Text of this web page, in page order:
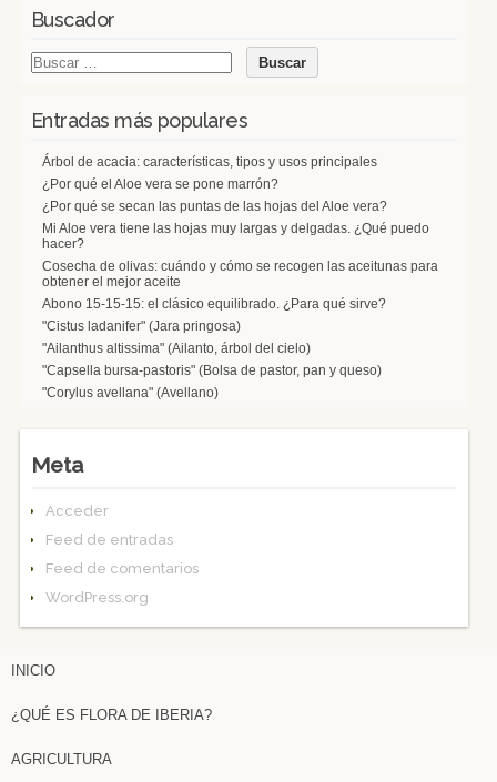
Buscador
Entradas más populares
Árbol de acacia: características, tipos y usos principales
¿Por qué el Aloe vera se pone marrón?
¿Por qué se secan las puntas de las hojas del Aloe vera?
Mi Aloe vera tiene las hojas muy largas y delgadas. ¿Qué puedo
hacer?
Cosecha de olivas: cuándo y cómo se recogen las aceitunas para
obtener el mejor aceite
Abono 15-15-15: el clásico equilibrado. ¿Para qué sirve?
"Cistus ladanifer" (Jara pringosa)
"Ailanthus altissima" (Ailanto, árbol del cielo)
"Capsella bursa-pastoris" (Bolsa de pastor, pan y queso)
"Corylus avellana" (Avellano)
Meta
Acceder
Feed de entradas
Feed de comentarios
WordPress.org
INICIO
¿QUÉ ES FLORA DE IBERIA?
AGRICULTURA